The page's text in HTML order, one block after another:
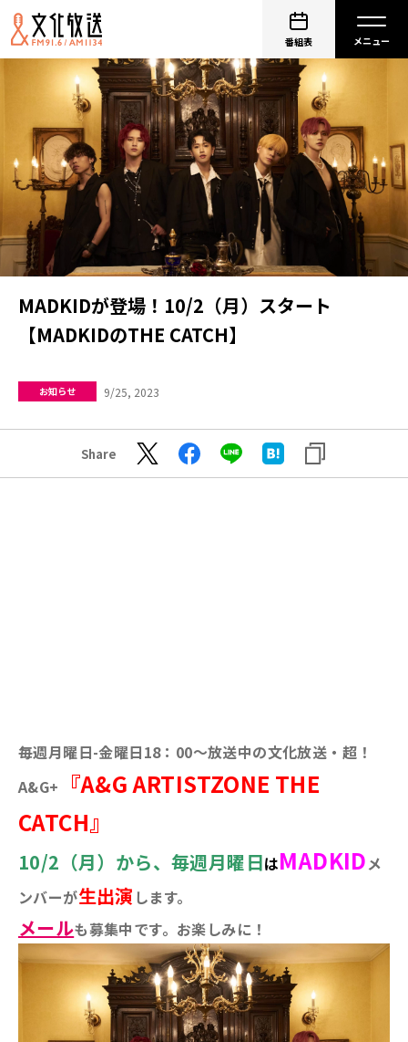
番組表
MADKIDが登場！10/2（月）スタート
【MADKIDのTHE CATCH】
お知らせ 9/25, 2023
Share
毎週月曜日-金曜日18：00～放送中の文化放送・超！
A&G+
『A&G ARTISTZONE THE
CATCH』
10/2（月）から、毎週月曜日はMADKIDメ
ンバーが生出演 します。
メールも募集中です。お楽しみに！